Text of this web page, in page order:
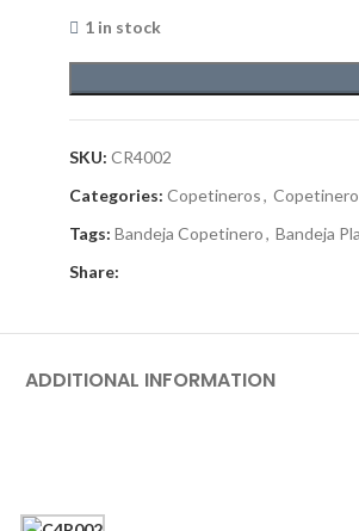
1 in stock
SKU: CR4002
Categories: Copetineros,
Tags: Bandeja Copetinero, Bandeja
Share:
ADDITIONAL INFORMATION